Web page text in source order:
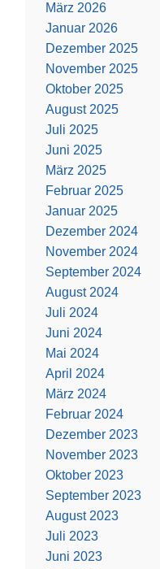
März 2026
Januar 2026
Dezember 2025
November 2025
Oktober 2025
August 2025
Juli 2025
Juni 2025
März 2025
Februar 2025
Januar 2025
Dezember 2024
November 2024
September 2024
August 2024
Juli 2024
Juni 2024
Mai 2024
April 2024
März 2024
Februar 2024
Dezember 2023
November 2023
Oktober 2023
September 2023
August 2023
Juli 2023
Juni 2023